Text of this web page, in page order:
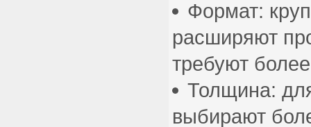
Формат:
расширяют
требуют
Толщина:
выбирают